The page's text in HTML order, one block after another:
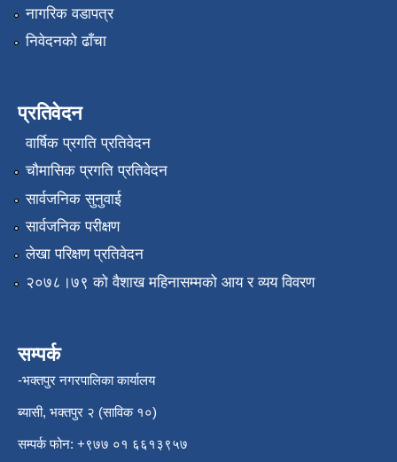
नागरिक वडापत्र
निवेदनको ढाँचा
प्रतिवेदन
वार्षिक प्रगति प्रतिवेदन
चौमासिक प्रगति प्रतिवेदन
सार्वजनिक सुनुवाई
सार्वजनिक परीक्षण
लेखा परिक्षण प्रतिवेदन
२०७८।७९ को वैशाख महिनासम्मको आय र व्यय विवरण
सम्पर्क
-भक्तपुर नगरपालिका कार्यालय
ब्यासी, भक्तपुर २ (साविक १०)
सम्पर्क फोन: +९७७ ०१ ६६१३९५७